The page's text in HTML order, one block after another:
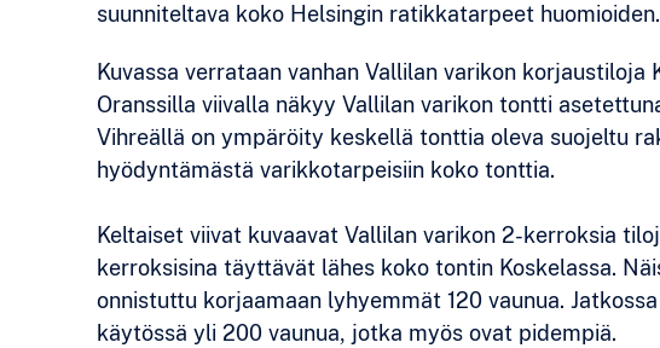
suunniteltava koko Helsingin ratikkatarpeet huomioiden.
Kuvassa verrataan vanhan Vallilan varikon korjaustiloja
Oranssilla viivalla näkyy Vallilan varikon tontti
Vihreällä on ympäröity keskellä tonttia oleva suojeltu
hyödyntämästä varikkotarpeisiin koko tonttia.
Keltaiset viivat kuvaavat Vallilan varikon 2-kerroksia
kerroksisina täyttävät lähes koko tontin Koskelassa.
onnistuttu korjaamaan lyhyemmät 120 vaunua.
käytössä yli 200 vaunua, jotka myös ovat pidempiä.